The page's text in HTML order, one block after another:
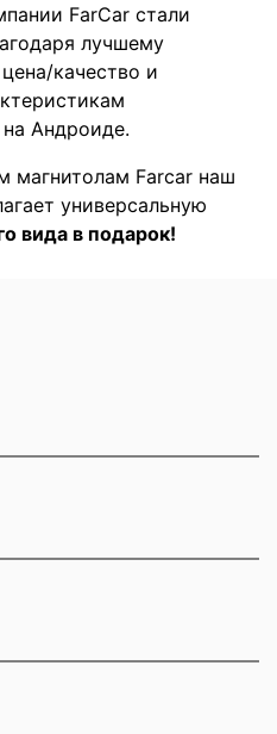
FarCar стали
лучшему
качество и
Андроиде.
магнитолам Farcar наш
универсальную
вида в подарок!